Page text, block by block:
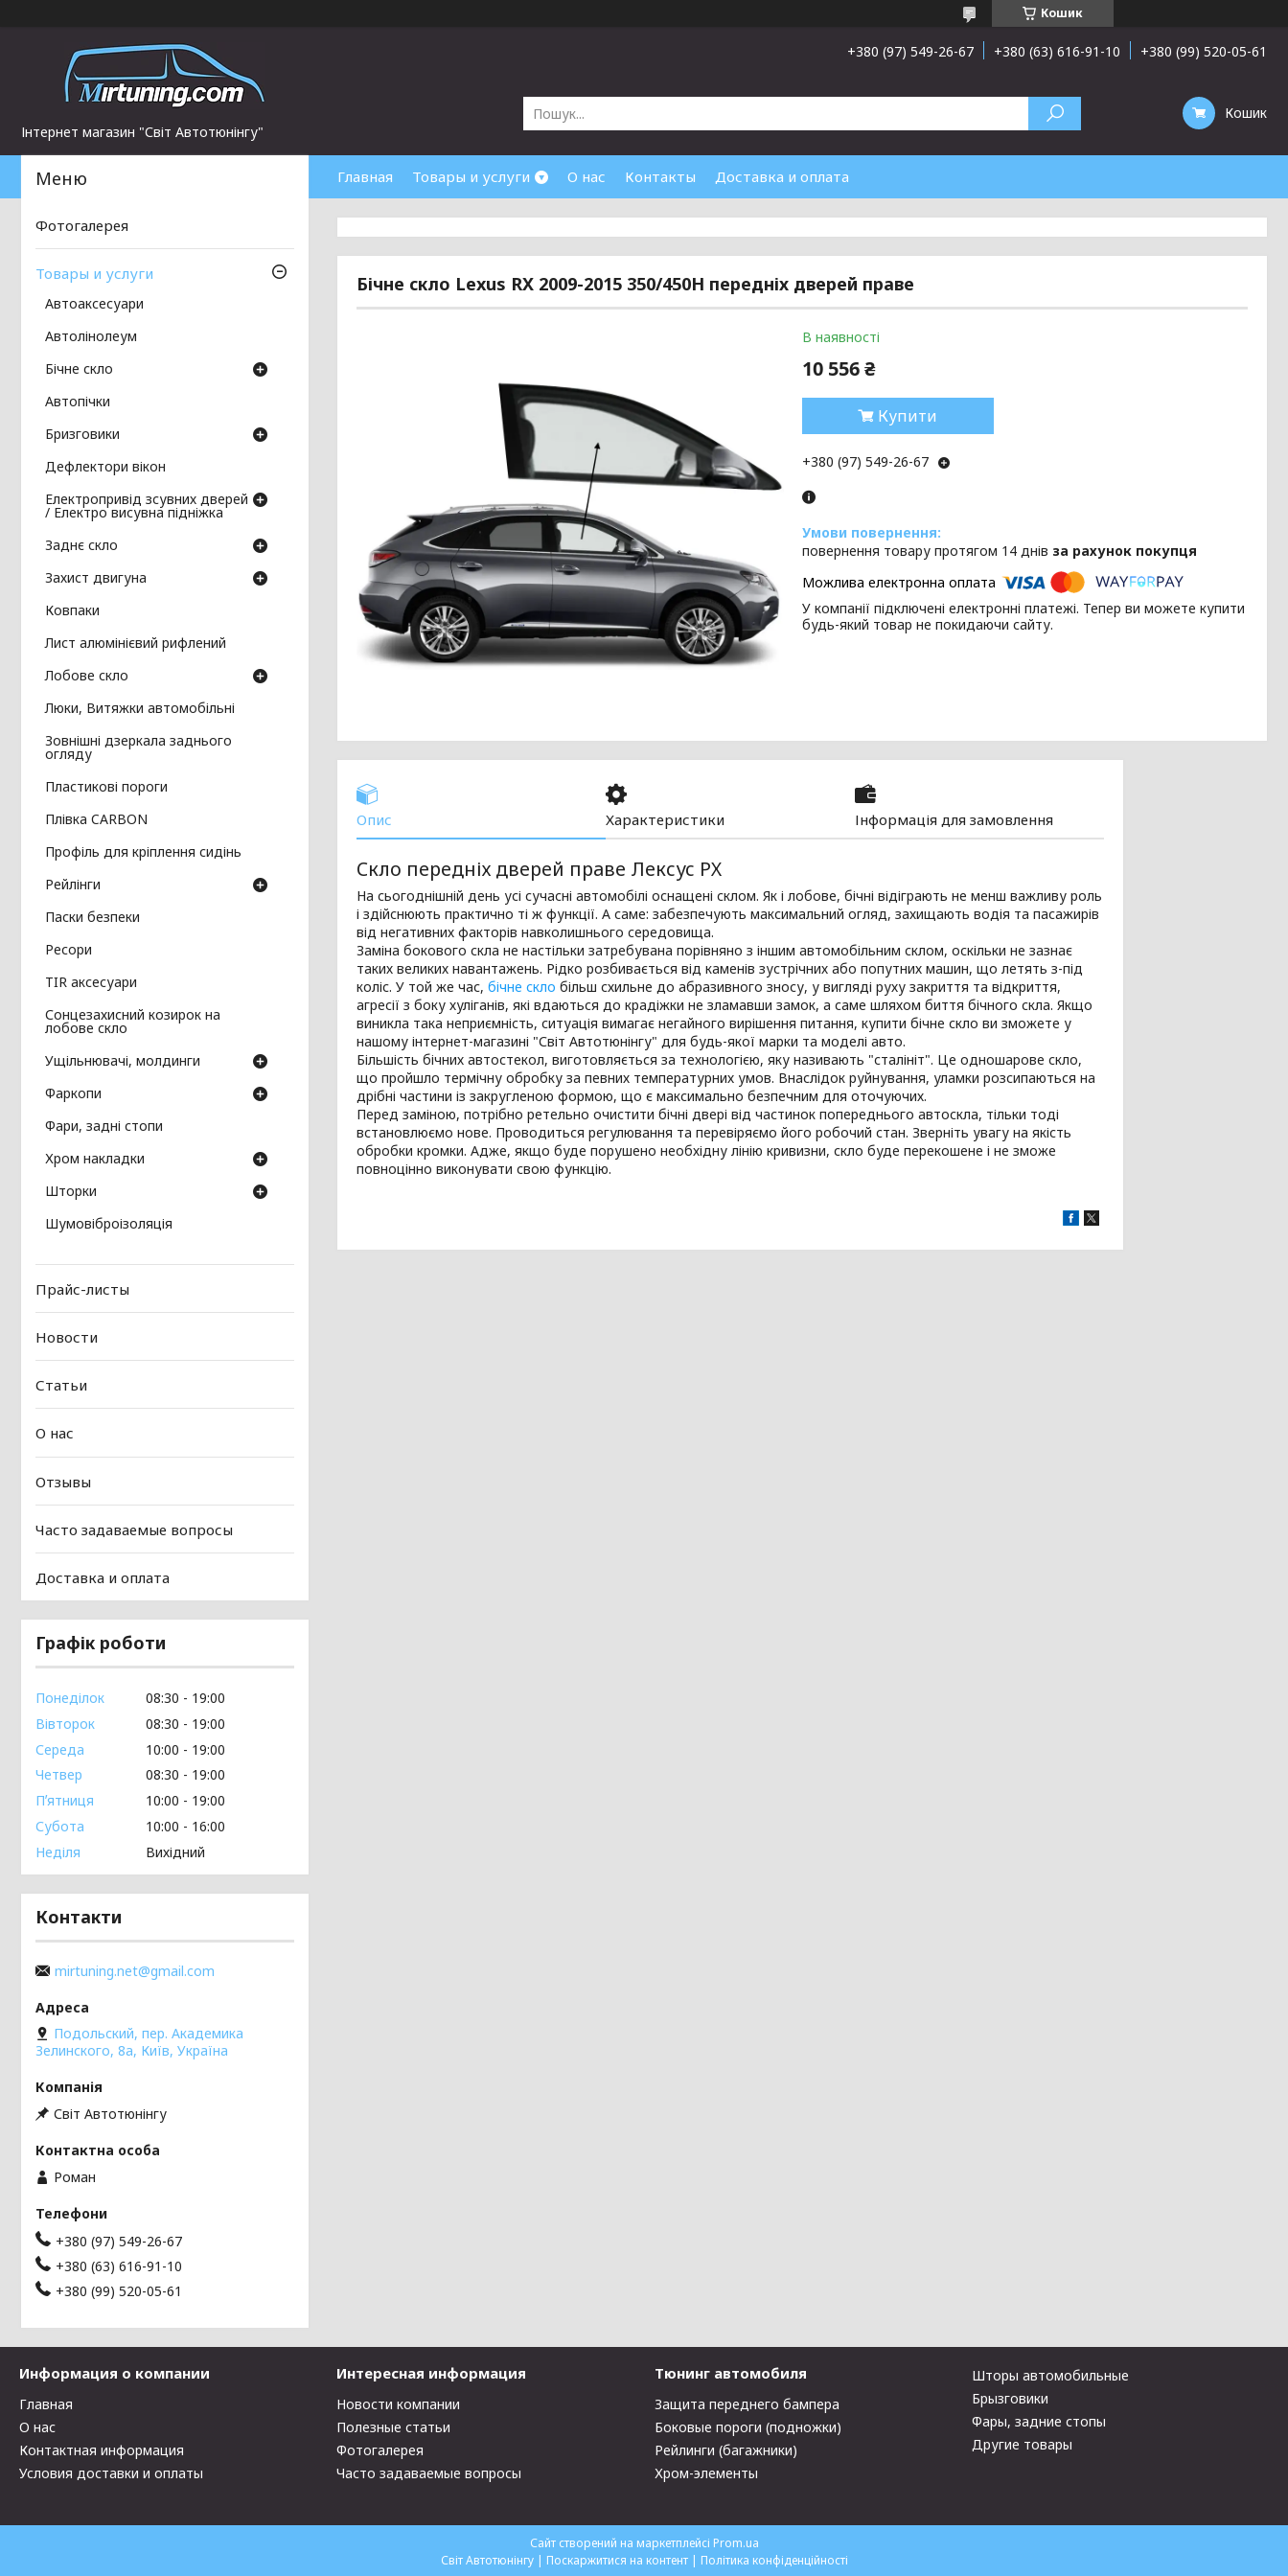
Кошик
Інтернет магазин "Світ Автотюнінгу"
+380 (97) 549-26-67 +380 (63) 616-91-10 +380 (99) 520-05-61
Кошик
Главная Товары и услуги О нас Контакты Доставка и оплата
Бічне скло Lexus RX 2009-2015 350/450H передніх дверей праве
В наявності
10 556 ₴
Купити
+380 (97) 549-26-67
повернення товару протягом 14 днів за рахунок покупця
У компанії підключені електронні платежі. Тепер ви можете купити
будь-який товар не покидаючи сайту.
Опис Характеристики Інформація для замовлення
Скло передніх дверей праве Лексус РХ
На сьогоднішній день усі сучасні автомобілі оснащені склом. Як і лобове, бічні відіграють не менш важливу роль
і здійснюють практично ті ж функції. А саме: забезпечують максимальний огляд, захищають водія та пасажирів
від негативних факторів навколишнього середовища.
Заміна бокового скла не настільки затребувана порівняно з іншим автомобільним склом, оскільки не зазнає
таких великих навантажень. Рідко розбивається від каменів зустрічних або попутних машин, що летять з-під
коліс. У той же час, бічне скло більш схильне до абразивного зносу, у вигляді руху закриття та відкриття,
агресії з боку хуліганів, які вдаються до крадіжки не зламавши замок, а саме шляхом биття бічного скла. Якщо
виникла така неприємність, ситуація вимагає негайного вирішення питання, купити бічне скло ви зможете у
нашому інтернет-магазині "Світ Автотюнінгу" для будь-якої марки та моделі авто.
Більшість бічних автостекол, виготовляється за технологією, яку називають "сталініт". Це одношарове скло,
що пройшло термічну обробку за певних температурних умов. Внаслідок руйнування, уламки розсипаються на
дрібні частини із закругленою формою, що є максимально безпечним для оточуючих.
Перед заміною, потрібно ретельно очистити бічні двері від частинок попереднього автоскла, тільки тоді
встановлюємо нове. Проводиться регулювання та перевіряємо його робочий стан. Зверніть увагу на якість
обробки кромки. Адже, якщо буде порушено необхідну лінію кривизни, скло буде перекошене і не зможе
повноцінно виконувати свою функцію.
Фотогалерея
Товары и услуги
Автоаксесуари
Автолінолеум
Бічне скло
Автопічки
Бризговики
Дефлектори вікон
Електропривід зсувних дверей
/ Електро висувна підніжка
Заднє скло
Захист двигуна
Ковпаки
Лист алюмінієвий рифлений
Лобове скло
Люки, Витяжки автомобільні
Зовнішні дзеркала заднього
огляду
Пластикові пороги
Плівка CARBON
Профіль для кріплення сидінь
Рейлінги
Паски безпеки
Ресори
TIR аксесуари
Сонцезахисний козирок на
лобове скло
Ущільнювачі, молдинги
Фаркопи
Фари, задні стопи
Хром накладки
Шторки
Шумовіброізоляція
Прайс-листы
Новости
Статьи
О нас
Отзывы
Часто задаваемые вопросы
Доставка и оплата
Графік роботи
Понеділок 08:30
19:00
Вівторок
08:30
19:00
Середа
10:00
19:00
Четвер
08:30
19:00
Пʼятниця
10:00
19:00
Субота
10:00
16:00
Неділя
Вихідний
Контакти
mirtuning.net@gmail.com
Подольский, пер. Академика
Зелинского, 8а, Київ, Україна
Світ Автотюнінгу
Роман
+380 (97) 549-26-67
+380 (63) 616-91-10
+380 (99) 520-05-61
Информация о компании
Главная
О нас
Контактная информация
Условия доставки и оплаты
Интересная информация
Новости компании
Полезные статьи
Фотогалерея
Часто задаваемые вопросы
Тюнинг автомобиля
Защита переднего бампера
Боковые пороги (подножки)
Рейлинги (багажники)
Хром-элементы
Шторы автомобильные
Брызговики
Фары, задние стопы
Другие товары
Сайт створений на маркетплейсі Prom.ua
Світ Автотюнінгу | Поскаржитися на контент | Політика конфіденційності